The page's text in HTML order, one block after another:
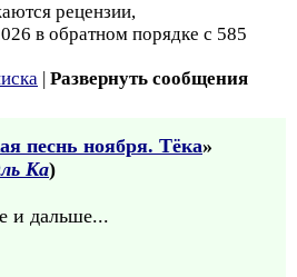
рецензии,
в обратном порядке с 585
| Развернуть сообщения
песнь ноября. Тёка»
Ка)
и дальше...